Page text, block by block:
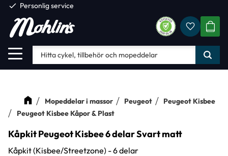
Meny
check Personlig service
Mopeddelar i massor Peugeot
Peugeot Kisbee
Peugeot Kisbee Kåpor & Plast
Kåpkit Peugeot Kisbee 6 delar Svart matt
Kåpkit (Kisbee/Streetzone) - 6 delar